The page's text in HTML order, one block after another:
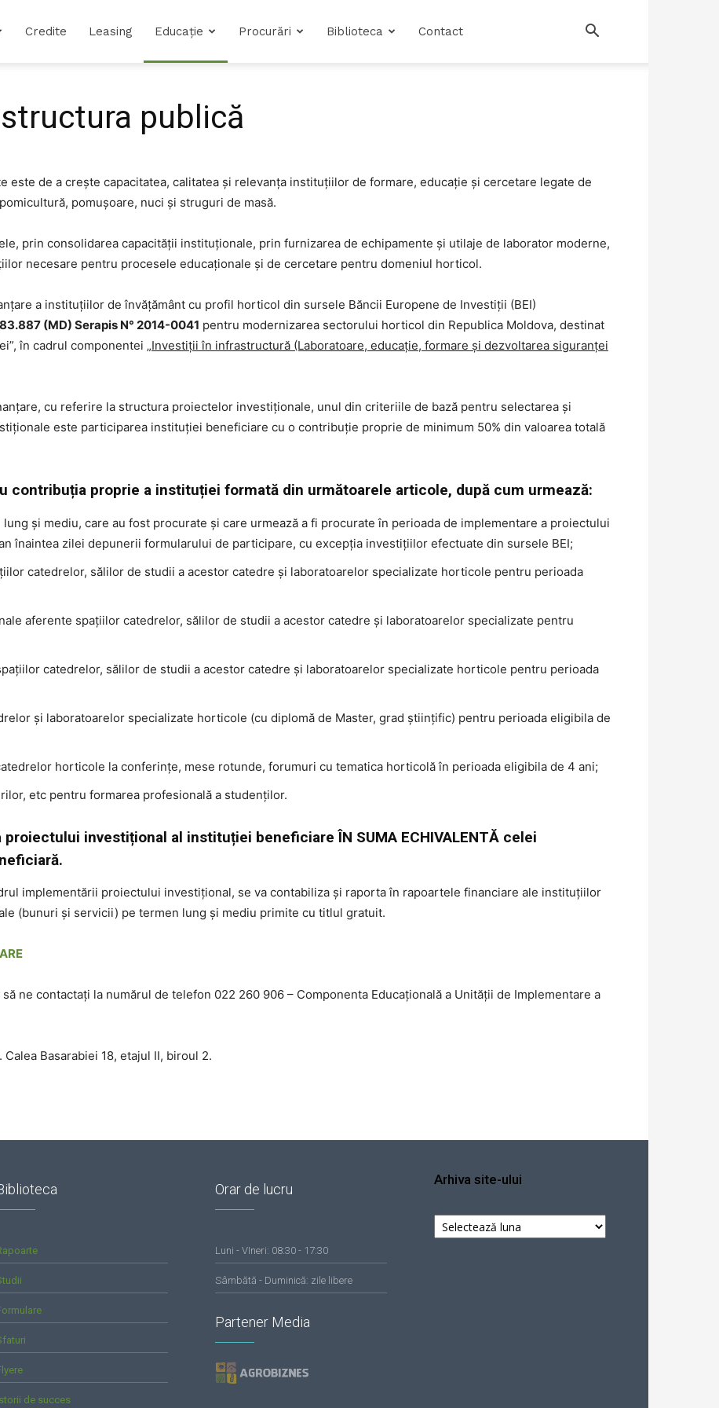
Credite Leasing Educație Procurări Biblioteca Contact
publică
este de a crește capacitatea, calitatea și relevanța instituțiilor de formare, educație și cercetare legate de
pomușoare, nuci și struguri de masă.
prin consolidarea capacității instituționale, prin furnizarea de echipamente și utilaje de laborator moderne,
necesare pentru procesele educaționale și de cercetare pentru domeniul horticol.
a instituțiilor de învățământ cu profil horticol din sursele Băncii Europene de Investiții (BEI)
(MD) Serapis N° 2014-0041 pentru modernizarea sectorului horticol din Republica Moldova, destinat
în cadrul componentei „Investiții în infrastructură (Laboratoare, educaţie, formare şi dezvoltarea siguranței
cu referire la structura proiectelor investiționale, unul din criteriile de bază pentru selectarea și
este participarea instituției beneficiare cu o contribuție proprie de minimum 50% din valoarea totală
cu contribuția proprie a instituției formată din următoarele articole, după cum urmează:
și mediu, care au fost procurate și care urmează a fi procurate în perioada de implementare a proiectului
înaintea zilei depunerii formularului de participare, cu excepția investițiilor efectuate din sursele BEI;
catedrelor, sălilor de studii a acestor catedre și laboratoarelor specializate horticole pentru perioada
aferente spațiilor catedrelor, sălilor de studii a acestor catedre și laboratoarelor specializate pentru
catedrelor, sălilor de studii a acestor catedre și laboratoarelor specializate horticole pentru perioada
și laboratoarelor specializate horticole (cu diplomă de Master, grad științific) pentru perioada eligibila de
horticole la conferințe, mese rotunde, forumuri cu tematica horticolă în perioada eligibila de 4 ani;
etc pentru formarea profesională a studenților.
proiectului investițional al instituției beneficiare ÎN SUMA ECHIVALENTĂ celei
implementării proiectului investițional, se va contabiliza și raporta în rapoartele financiare ale instituțiilor
(bunuri și servicii) pe termen lung și mediu primite cu titlul gratuit.
ne contactați la numărul de telefon 022 260 906 – Componenta Educațională a Unității de Implementare a
Basarabiei 18, etajul II, biroul 2.
de succes
Orar de lucru
Luni - VIneri: 08:30 - 17:30
Sâmbătă - Duminică: zile libere
Partener Media
Arhiva site-ului
Arhiva
site-